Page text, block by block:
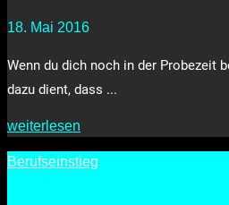
18. Mai 2016
Wenn du dich noch in der Probezeit
dazu dient, dass ...
weiterlesen
Berufseinstieg